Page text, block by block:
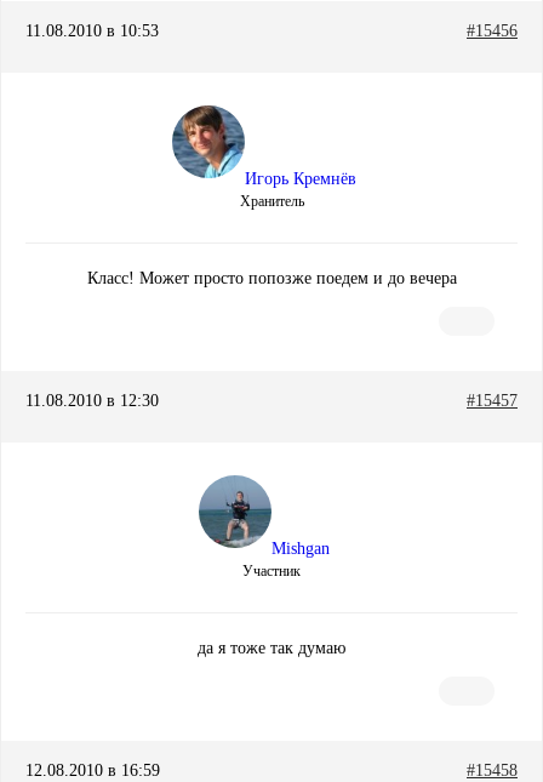
11.08.2010 в 10:53 #15456
Игорь Кремнёв
Хранитель
Класс! Может просто попозже поедем и до вечера
11.08.2010 в 12:30 #15457
Mishgan
Участник
да я тоже так думаю
12.08.2010 в 16:59 #15458